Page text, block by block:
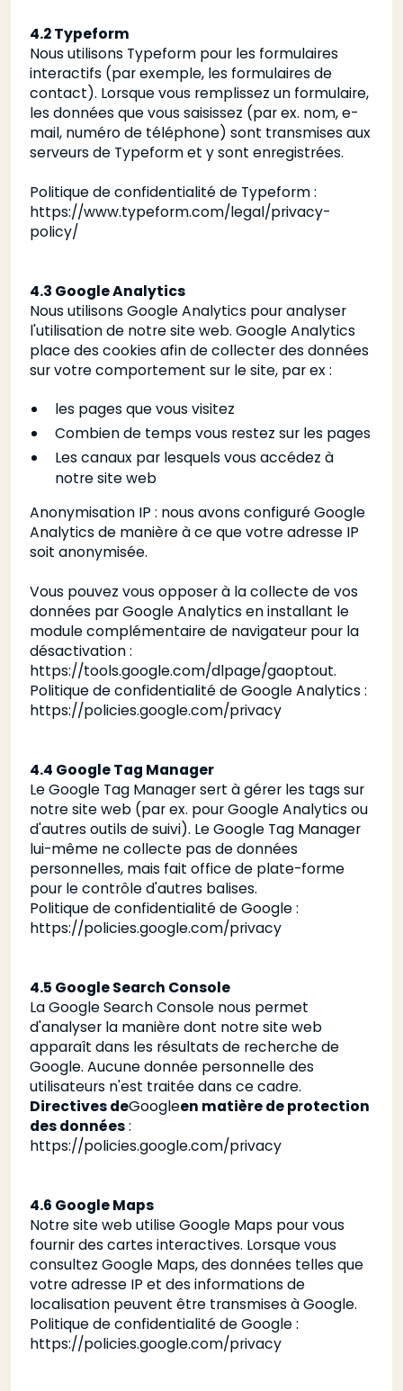
4.2 Typeform
Nous utilisons Typeform pour les formulaires
interactifs (par exemple, les formulaires de
contact). Lorsque vous remplissez un formulaire,
les données que vous saisissez (par ex. nom, e-
mail, numéro de téléphone) sont transmises aux
serveurs de Typeform et y sont enregistrées.
Politique de confidentialité de Typeform:
https://www.typeform.com/legal/privacy-
policy/
4.3 Google Analytics
Nous utilisons Google Analytics pour analyser
l'utilisation de notre site web. Google Analytics
place des cookies afin de collecter des données
sur votre comportement sur le site, par ex :
les pages que vous visitez
Combien de temps vous restez sur les pages
Les canaux par lesquels vous accédez à
notre site web
Anonymisation IP : nous avons configuré Google
Analytics de manière à ce que votre adresse IP
soit anonymisée.
Vous pouvez vous opposer à la collecte de vos
données par Google Analytics en installant le
module complémentaire de navigateur pour la
désactivation:
https://tools.google.com/dlpage/gaoptout.
Politique de confidentialité de Google Analytics:
https://policies.google.com/privacy
4.4 Google Tag Manager
Le Google Tag Manager sert à gérer les tags sur
notre site web (par ex. pour Google Analytics ou
d'autres outils de suivi). Le Google Tag Manager
lui-même ne collecte pas de données
personnelles, mais fait office de plate-forme
pour le contrôle d'autres balises.
Politique de confidentialité de Google:
https://policies.google.com/privacy
4.5 Google Search Console
La Google Search Console nous permet
d'analyser la manière dont notre site web
apparaît dans les résultats de recherche de
Google. Aucune donnée personnelle des
utilisateurs n'est traitée dans ce cadre.
‍Directives deGoogleen matière de protection
des données:
https://policies.google.com/privacy
4.6 Google Maps
Notre site web utilise Google Maps pour vous
fournir des cartes interactives. Lorsque vous
consultez Google Maps, des données telles que
votre adresse IP et des informations de
localisation peuvent être transmises à Google.
Politique de confidentialité de Google:
https://policies.google.com/privacy